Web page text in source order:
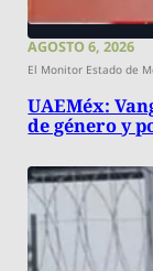
AGOSTO 6, 2026
El Monitor Estado de
UAEMéx:
de género y